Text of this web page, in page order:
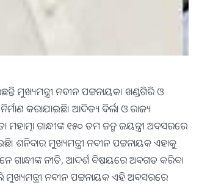
ମୁଖ୍ୟମନ୍ତ୍ରୀ ନବୀନ ପଟ୍ଟନାୟକ। ଖଣ୍ଡଗିରି ଓ
କରାଯାଇଛି। ଆଦିତ୍ୟ ବିର୍ଲା ଓ ରାଜ୍ୟ
ଗାନ୍ଧୀଙ୍କ ୧୫୦ ତମ ଜନ୍ମ ଜୟନ୍ତ୍ରୀ ଅବସରରେ
ଶନିବାର ମୁଖ୍ୟମନ୍ତ୍ରୀ ନବୀନ ପଟ୍ଟନାୟକ ଏହାକୁ
ଗାନ୍ଧୀଙ୍କ ନୀତି, ଆଦର୍ଶ ବିଷୟରେ ଅବଗତ କରିବା
ନବୀନ ପଟ୍ଟନାୟକ ଏହି ଅବସରରେ